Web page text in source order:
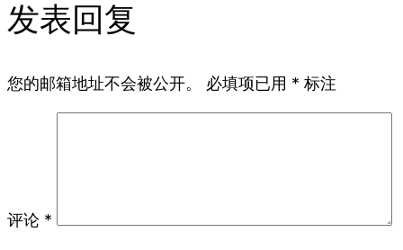
发表回复
您的邮箱地址不会被公开。 必填项已用 * 标注
评论 *